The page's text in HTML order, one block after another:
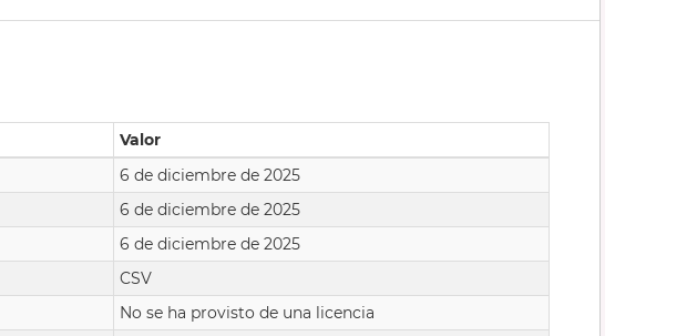
Valor
6 de diciembre de 2025
6 de diciembre de 2025
6 de diciembre de 2025
CSV
No se ha provisto de una licencia